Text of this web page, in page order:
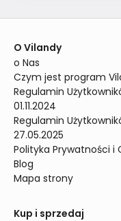
O Vilandy
o Nas
Czym jest program
Regulamin
01.11.2024
Regulamin
27.05.2025
Polityka Prywatności i
Blog
Mapa strony
Kup i sprzedaj